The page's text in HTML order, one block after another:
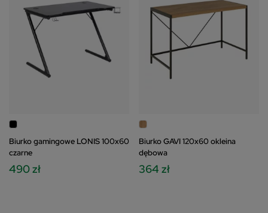
Biurko gamingowe LONIS 100x60
czarne
490 zł
Biurko GAVI 120x60 okleina
dębowa
364 zł